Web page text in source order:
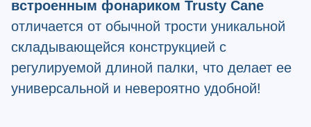
встроенным фонариком Trusty Cane
отличается от обычной трости уникальной
складывающейся конструкцией с
регулируемой длиной палки, что делает ее
универсальной и невероятно удобной!